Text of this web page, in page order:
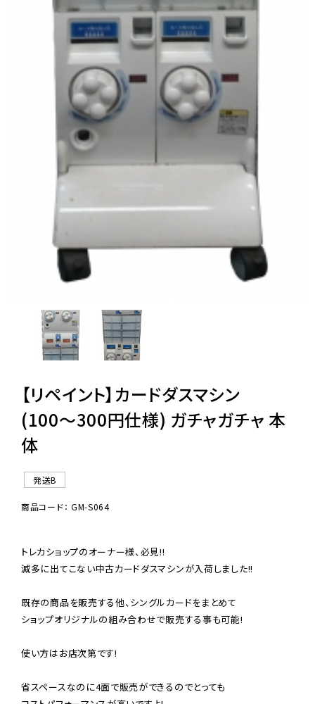
【リペイント】カードダスマシン
(100〜300円仕様) ガチャガチャ 本
体
発送B
商品コード： GM-S064
トレカショップのオーナー様、必見!!
滅多に出てこない中古カードダスマシンが入荷しました!!
既存の商品を販売する他、シングルカードをまとめて
ショップオリジナルの組み合わせで販売する事も可能!
使い方はお店次第です!
省スペースなのに4面で販売ができるのでとっても